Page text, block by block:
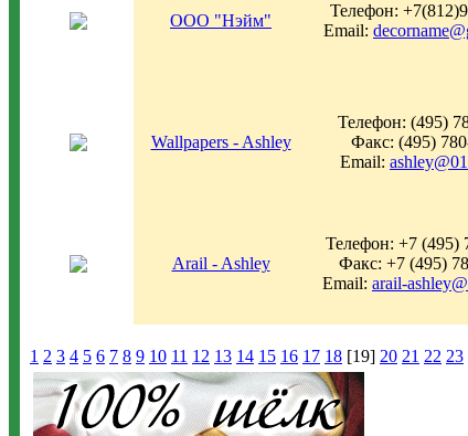
ООО "Нэйм"
Телефон:
Email:
Wallpapers - Ashley
Телефон: (495)
Факс: (495)
Email:
Arail - Ashley
Телефон: +7 (495)
Факс: +7 (495)
Email: arail-
1 2 3 4 5 6 7 8 9 10 11 12 13 14 15 16 17 18 [19] 20 21 22 23